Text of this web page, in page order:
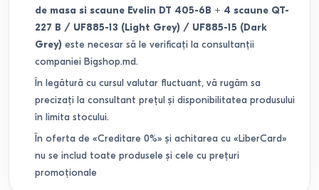
de masa si scaune Evelin DT 405-6B + 4 scaune QT-
227 B / UF885-13 (Light Grey) / UF885-15 (Dark
Grey) este necesar să le verificați la consultanții
companiei Bigshop.md.
În legătură cu cursul valutar fluctuant, vă rugăm sa
precizați la consultant prețul și disponibilitatea produsului
în limita stocului.
În oferta de «Creditare 0%» și achitarea cu «LiberCard»
nu se includ toate produsele și cele cu prețuri
promoționale